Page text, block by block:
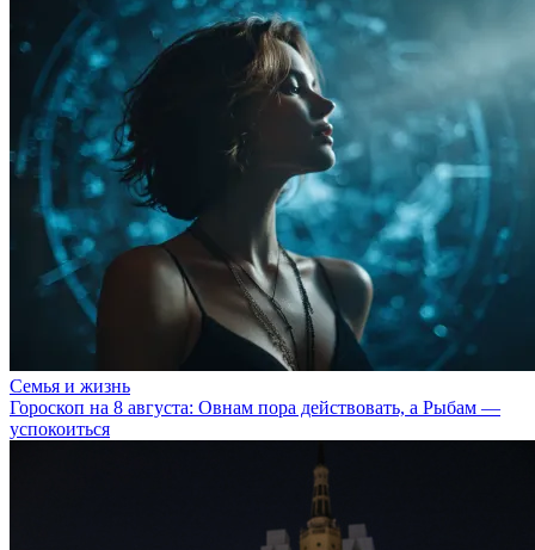
Семья и жизнь
Гороскоп на 8 августа: Овнам пора действовать, а Рыбам —
успокоиться